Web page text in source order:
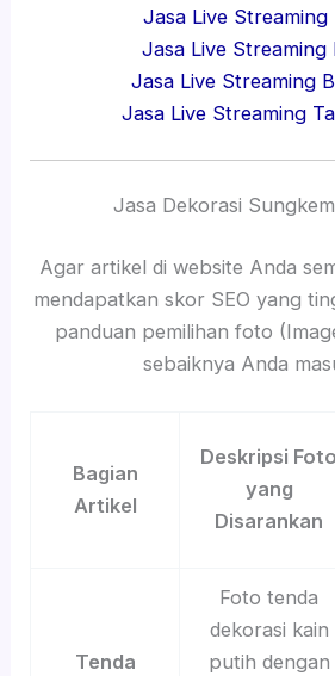
Jasa Live Streaming
Jasa Live Streaming
Jasa Live Streaming
Jasa Live Streaming
Jasa Dekorasi
Agar artikel di website Anda
mendapatkan skor SEO yang
panduan pemilihan foto
sebaiknya Anda
Bagian
Artikel
Deskripsi Foto
yang
Disarankan
Tenda
Foto tenda
dekorasi kain
putih dengan